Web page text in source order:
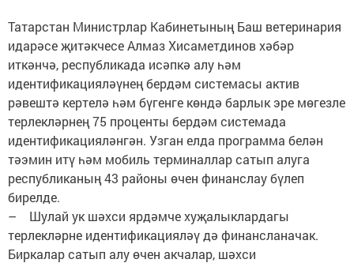
Татарстан Министрлар Кабинетының Баш ветеринария
идарәсе җитәкчесе Алмаз Хисаметдинов хәбәр
иткәнчә, республикада исәпкә алу һәм
идентификацияләүнең бердәм системасы актив
рәвештә кертелә һәм бүгенге көндә барлык эре мөгезле
терлекләрнең 75 проценты бердәм системада
идентификацияләнгән. Узган елда программа белән
тәэмин итү һәм мобиль терминаллар сатып алуга
республиканың 43 районы өчен финанслау бүлеп
бирелде.
– Шулай ук шәхси ярдәмче хуҗалыклардагы
терлекләрне идентификацияләү дә финансланачак.
Биркалар сатып алу өчен акчалар, шәхси